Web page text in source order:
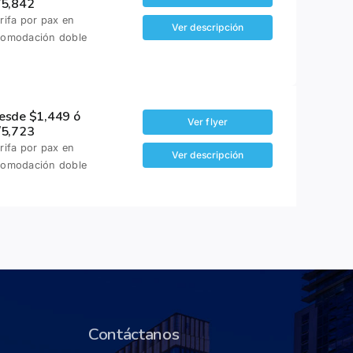
por pax en
doble
Ver descripción
$1,449 ó
por pax en
doble
Ver flyer
Ver descripción
Contáctanos